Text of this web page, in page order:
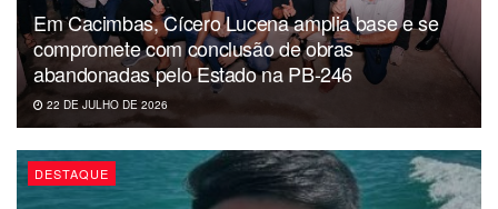
Em Cacimbas, Cícero Lucena amplia base e se
compromete com conclusão de obras
abandonadas pelo Estado na PB-246
22 DE JULHO DE 2026
DESTAQUE